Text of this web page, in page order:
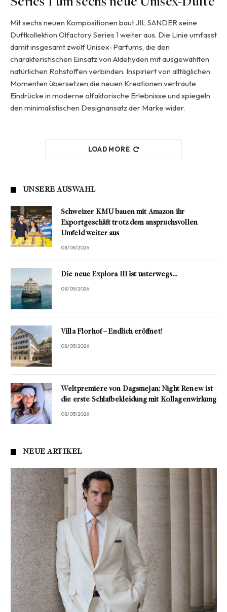
Mit sechs neuen Kompositionen baut JIL SANDER seine
Duftkollektion Olfactory Series 1 weiter aus. Die Linie umfasst
damit insgesamt zwölf Unisex-Parfums, die den
charakteristischen Einsatz von Aldehyden mit ausgewählten
natürlichen Rohstoffen verbinden. Inspiriert von alltäglichen
Momenten übersetzen die neuen Kreationen vertraute
Eindrücke in moderne olfaktorische Erlebnisse und spiegeln
den minimalistischen Designansatz der Marke wider.
LOAD MORE
UNSERE AUSWAHL
Schweizer KMU bauen mit Amazon ihr
Exportgeschäft trotz dem anspruchsvollen
Umfeld weiter aus
08/05/2026
Die neue Explora III ist unterwegs…
08/05/2026
Villa Florhof – Endlich eröffnet!
08/05/2026
Weltpremiere von Dagsmejan: Night Renew ist
die erste Schlafbekleidung mit Kollagenwirkung
08/05/2026
NEUE ARTIKEL